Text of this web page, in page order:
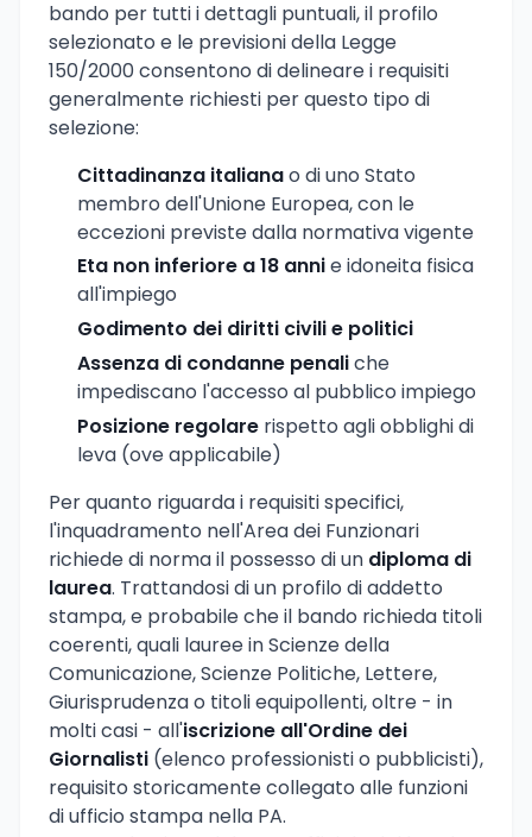
bando per tutti i dettagli puntuali, il profilo
selezionato e le previsioni della Legge
150/2000 consentono di delineare i requisiti
generalmente richiesti per questo tipo di
selezione:
Cittadinanza italianao di uno Stato
membro dell'Unione Europea, con le
eccezioni previste dalla normativa vigente
Eta non inferiore a 18 annie idoneita fisica
all'impiego
Godimento dei diritti civili e politici
Assenza di condanne penaliche
impediscano l'accesso al pubblico impiego
Posizione regolare rispetto agli obblighi di
leva (ove applicabile)
Per quanto riguarda i requisiti specifici,
l'inquadramento nell'Area dei Funzionari
richiede di norma il possesso di un diploma di
laurea. Trattandosi di un profilo di addetto
stampa, e probabile che il bando richieda titoli
coerenti, quali lauree in Scienze della
Comunicazione, Scienze Politiche, Lettere,
Giurisprudenza o titoli equipollenti, oltre - in
molti casi - all'iscrizione all'Ordine dei
Giornalisti (elenco professionisti o pubblicisti),
requisito storicamente collegato alle funzioni
di ufficio stampa nella PA.